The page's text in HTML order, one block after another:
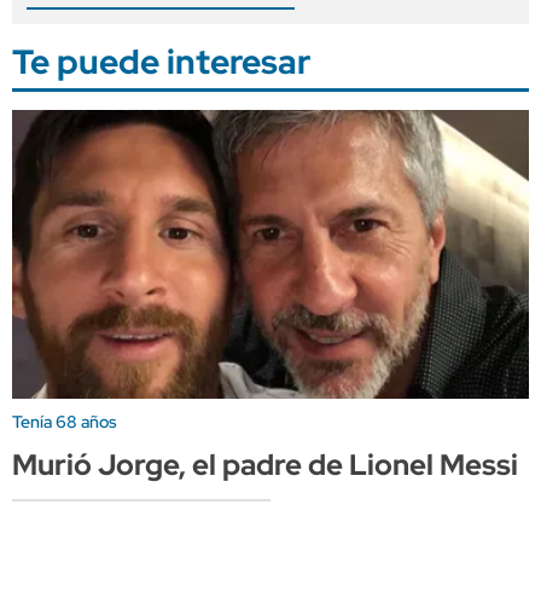
Te puede interesar
Tenía 68 años
Murió Jorge, el padre de Lionel Messi